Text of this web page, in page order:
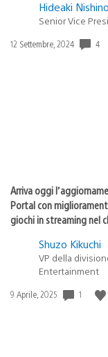
Hideaki Nishino
Senior Vice
Data
12 Settembre, 2024 4
Arriva oggi
Portal con
giochi in streaming nel
Shuzo Kikuchi
VP della
Entertainment
Data
9 Aprile, 2025 1